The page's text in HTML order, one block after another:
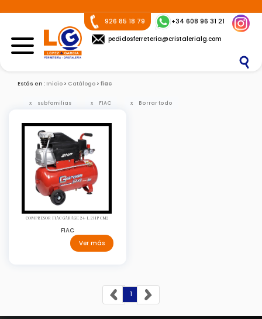
926 85 18 79
+34 608 96 31 21
pedidosferreteria@cristalerialg.com
Estás en : Inicio Catálogo fiac
subfamilias FIAC Borrar todo
COMPRESOR FIAC GARAGE 24-L 2HP CM2
FIAC
Ver más
1